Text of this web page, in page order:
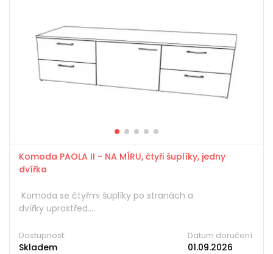
Komoda PAOLA II - NA MÍRU, čtyři šuplíky, jedny
dvířka
Komoda se čtyřmi šuplíky po stranách a
dvířky uprostřed....
Dostupnost:
Skladem
Datum doručení:
01.09.2026